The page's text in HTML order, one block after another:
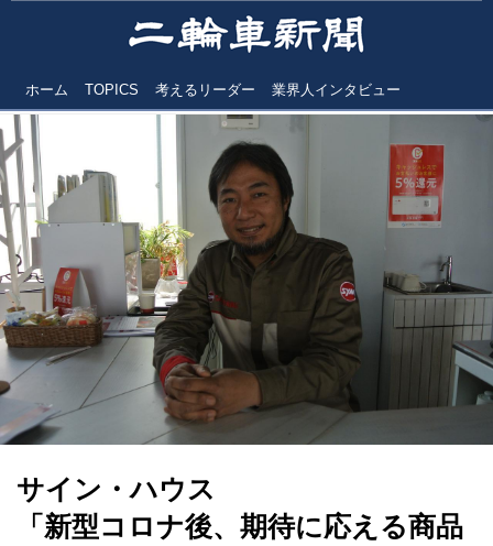
ホーム TOPICS 考えるリーダー 業界人インタビュー
サイン・ハウス
「新型コロナ後、期待に応える商品